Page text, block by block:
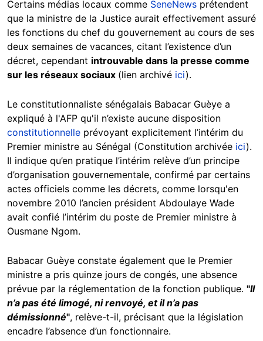
Certains médias locaux comme SeneNews prétendent
que la ministre de la Justice aurait effectivement assuré
les fonctions du chef du gouvernement au cours de ses
deux semaines de vacances, citant l’existence d’un
décret, cependant introuvable dans la presse comme
sur les réseaux sociaux (lien archivé ici).
Le constitutionnaliste sénégalais Babacar Guèye a
expliqué à l'AFP qu'il n’existe aucune disposition
constitutionnelle prévoyant explicitement l’intérim du
Premier ministre au Sénégal (Constitution archivée ici).
Il indique qu’en pratique l’intérim relève d’un principe
d’organisation gouvernementale, confirmé par certains
actes officiels comme les décrets, comme lorsqu'en
novembre 2010 l’ancien président Abdoulaye Wade
avait confié l’intérim du poste de Premier ministre à
Ousmane Ngom.
Babacar Guèye constate également que le Premier
ministre a pris quinze jours de congés, une absence
prévue par la réglementation de la fonction publique. "Il
n’a pas été limogé, ni renvoyé, et il n’a pas
démissionné", relève-t-il, précisant que la législation
encadre l’absence d’un fonctionnaire.